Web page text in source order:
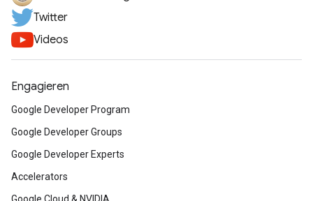
Twitter
Videos
Engagieren
Google Developer Program
Google Developer Groups
Google Developer Experts
Accelerators